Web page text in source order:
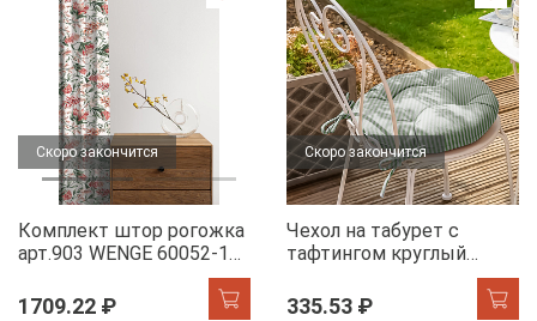
Скоро закончится
Комплект штор рогожка
арт.903 WENGE 60052-1
1709.22 ₽
Скоро закончится
Чехол на табурет с
тафтингом круглый
WENGE 60049-1 Tropical
accent
335.53 ₽